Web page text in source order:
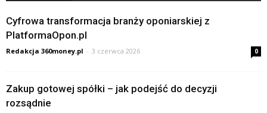
Cyfrowa transformacja branży oponiarskiej z
PlatformaOpon.pl
Redakcja 360money.pl - 3 czerwca 2026 0
Zakup gotowej spółki – jak podejść do decyzji
rozsądnie